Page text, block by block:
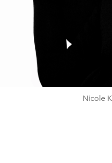
Nicole